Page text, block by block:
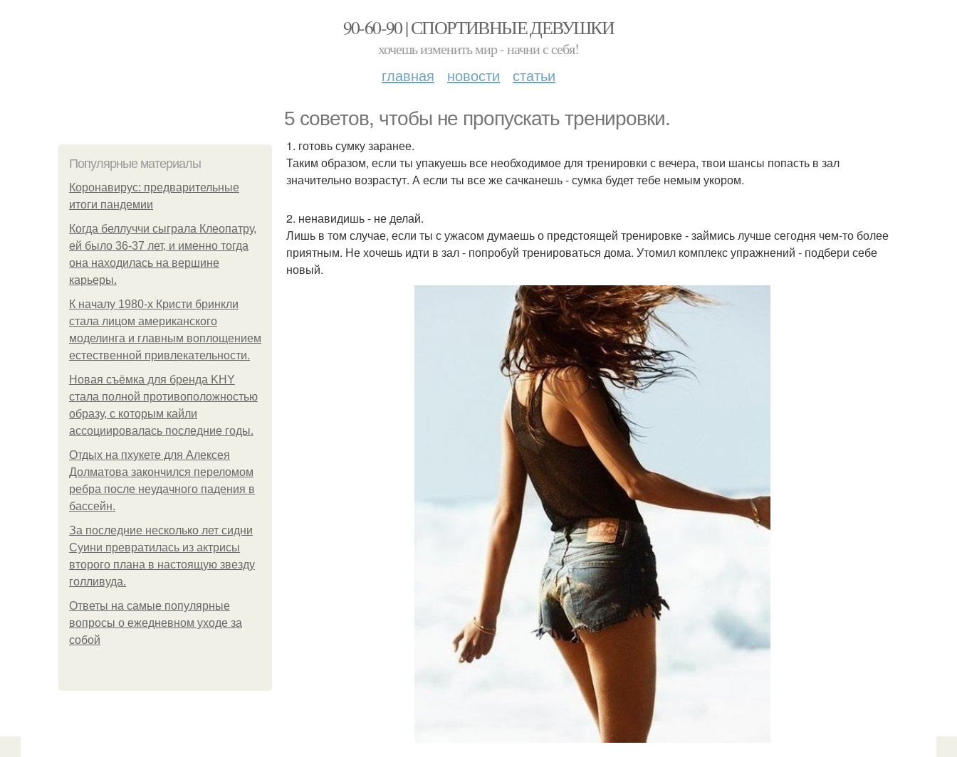
90-60-90 | СПОРТИВНЫЕ ДЕВУШКИ
хочешь изменить мир - начни с себя!
главная новости статьи
5 советов, чтобы не пропускать тренировки.
Популярные материалы
Коронавирус: предварительные
итоги пандемии
Когда беллуччи сыграла Клеопатру,
ей было 36-37 лет, и именно тогда
она находилась на вершине
карьеры.
К началу 1980-х Кристи бринкли
стала лицом американского
моделинга и главным воплощением
естественной привлекательности.
Новая съёмка для бренда KHY
стала полной противоположностью
образу, с которым кайли
ассоциировалась последние годы.
Отдых на пхукете для Алексея
Долматова закончился переломом
ребра после неудачного падения в
бассейн.
За последние несколько лет сидни
Суини превратилась из актрисы
второго плана в настоящую звезду
голливуда.
Ответы на самые популярные
вопросы о ежедневном уходе за
собой
1. готовь сумку заранее.
Таким образом, если ты упакуешь все необходимое для тренировки с вечера, твои шансы попасть в зал
значительно возрастут. А если ты все же сачканешь - сумка будет тебе немым укором.
2. ненавидишь - не делай.
Лишь в том случае, если ты с ужасом думаешь о предстоящей тренировке - займись лучше сегодня чем-то более
приятным. Не хочешь идти в зал - попробуй тренироваться дома. Утомил комплекс упражнений - подбери себе
новый.